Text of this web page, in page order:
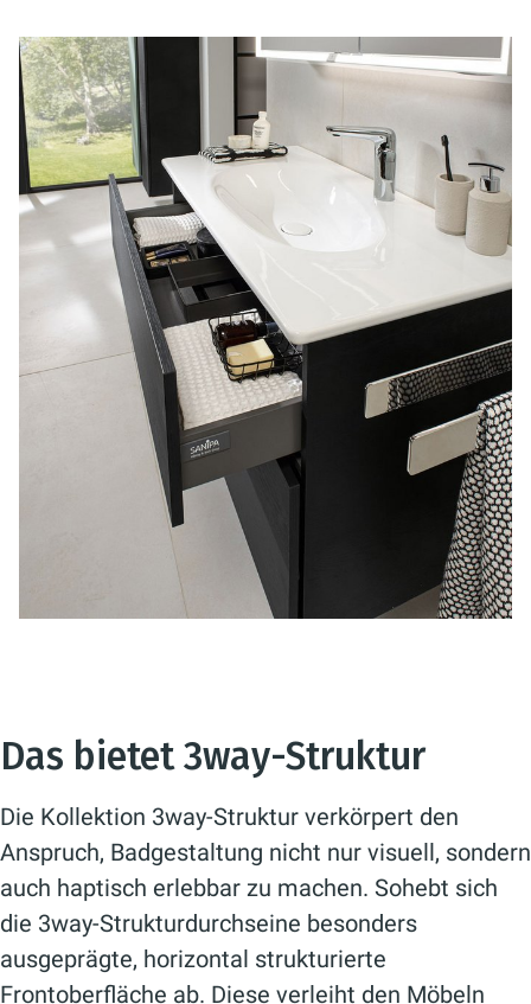
Das bietet 3way-Struktur
Die Kollektion 3way-Struktur verkörpert den
Anspruch, Badgestaltung nicht nur visuell, sondern
auch haptisch erlebbar zu machen. Sohebt sich
die 3way-Strukturdurchseine besonders
ausgeprägte, horizontal strukturierte
Frontoberfläche ab. Diese verleiht den Möbeln